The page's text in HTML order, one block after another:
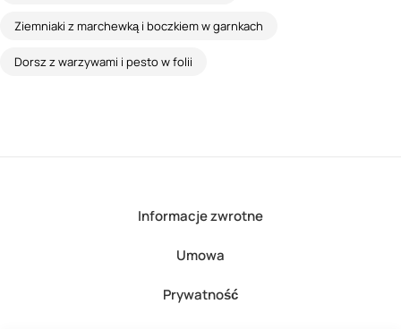
Ziemniaki z marchewką i boczkiem w garnkach
Dorsz z warzywami i pesto w folii
Informacje zwrotne
Umowa
Prywatność